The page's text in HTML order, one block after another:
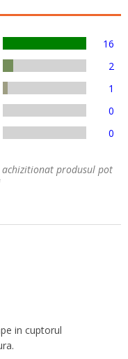
16
2
1
0
0
produsul pot
in cuptorul